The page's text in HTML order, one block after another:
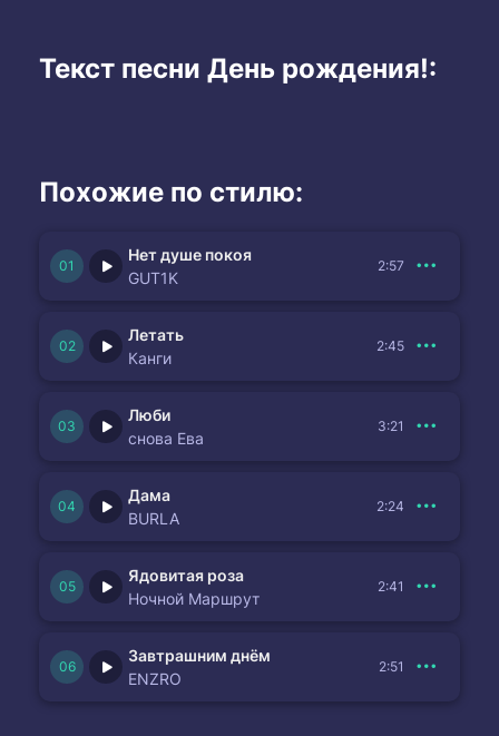
Текст песни День рождения!:
Похожие по стилю:
Нет душе покоя
GUT1K
2:57
Летать
Канги
2:45
Люби
снова Ева
3:21
Дама
BURLA
2:24
Ядовитая роза
Ночной Маршрут
2:41
Завтрашним днём
ENZRO
2:51